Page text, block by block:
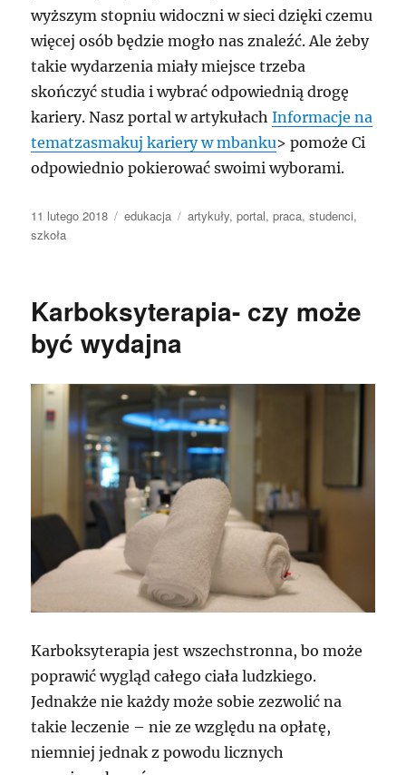
wyższym stopniu widoczni w sieci dzięki czemu
więcej osób będzie mogło nas znaleźć. Ale żeby
takie wydarzenia miały miejsce trzeba
skończyć studia i wybrać odpowiednią drogę
kariery. Nasz portal w artykułachInformacje na
tematzasmakuj kariery w mbanku> pomoże Ci
odpowiednio pokierować swoimi wyborami.
Data
publikacji
11 lutego 2018 Kategorie
edukacja Tagi
artykuły,portal,praca,studenci,
szkoła
Karboksyterapia- czy może
być wydajna
Karboksyterapia jest wszechstronna, bo może
poprawić wygląd całego ciała ludzkiego.
Jednakże nie każdy może sobie zezwolić na
takie leczenie – nie ze względu na opłatę,
niemniej jednak z powodu licznych